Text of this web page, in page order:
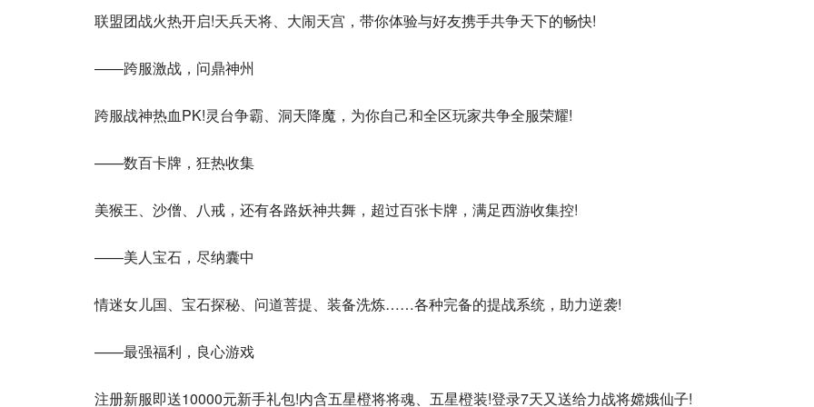
联盟团战火热开启!天兵天将、大闹天宫，带你体验与好友携手共争天下的畅快!
——跨服激战，问鼎神州
跨服战神热血PK!灵台争霸、洞天降魔，为你自己和全区玩家共争全服荣耀!
——数百卡牌，狂热收集
美猴王、沙僧、八戒，还有各路妖神共舞，超过百张卡牌，满足西游收集控!
——美人宝石，尽纳囊中
情迷女儿国、宝石探秘、问道菩提、装备洗炼……各种完备的提战系统，助力逆袭!
——最强福利，良心游戏
注册新服即送10000元新手礼包!内含五星橙将将魂、五星橙装!登录7天又送给力战将嫦娥仙子!